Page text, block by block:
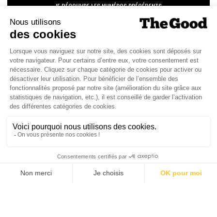
JE DÉCOUVRE LES NUMÉROS PRÉCÉDENTS
Je suis déjà abonné(e) :
version digitale
SUIVEZ-NOUS